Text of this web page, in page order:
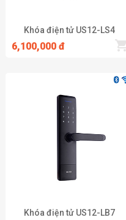
Khóa điện tử US12-LS4
6,100,000 đ
Khóa điện tử US12-LB7